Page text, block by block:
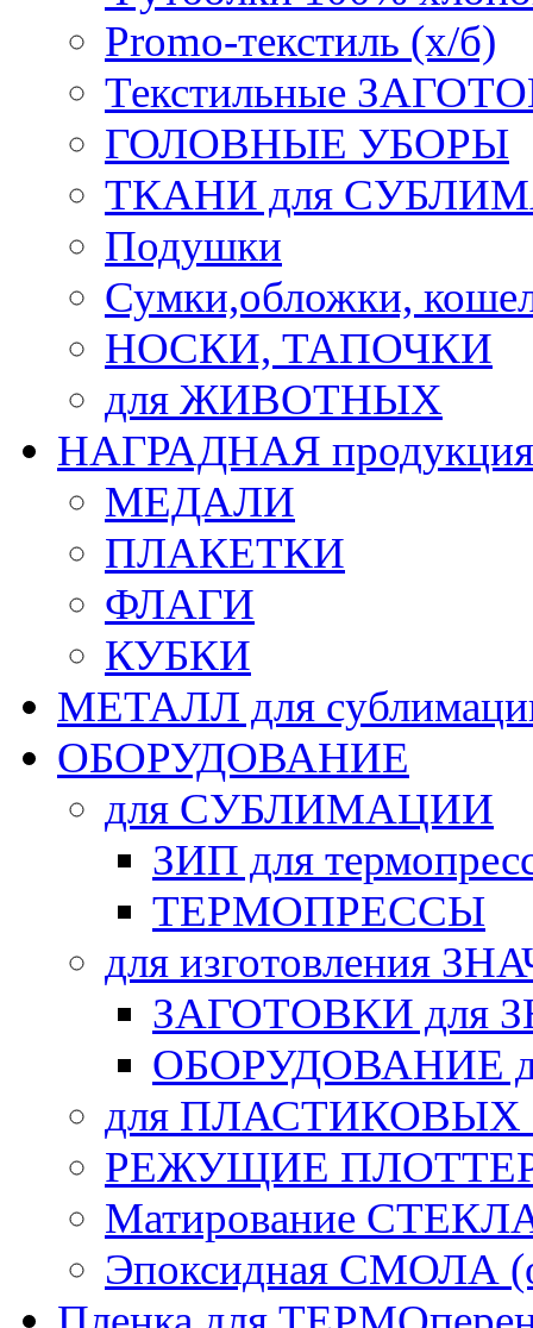
Promo-текстиль (х/б)
Текстильные
ГОЛОВНЫЕ УБОРЫ
ТКАНИ для
Подушки
Сумки,обложки,
НОСКИ, ТАПОЧКИ
для ЖИВОТНЫХ
НАГРАДНАЯ продукция
МЕДАЛИ
ПЛАКЕТКИ
ФЛАГИ
КУБКИ
МЕТАЛЛ для
ОБОРУДОВАНИЕ
для СУБЛИМАЦИИ
ЗИП для
ТЕРМОПРЕССЫ
для изготовления
ЗАГОТОВКИ для
ОБОРУДОВАНИЕ
для ПЛАСТИКОВЫХ
РЕЖУЩИЕ
Матирование
Эпоксидная СМОЛА